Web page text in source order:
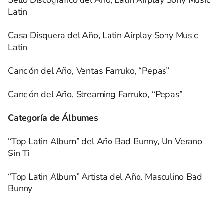
Latin
Casa Disquera del Año, Latin Airplay Sony Music
Latin
Canción del Año, Ventas Farruko, “Pepas”
Canción del Año, Streaming Farruko, “Pepas”
Categoría de Álbumes
“Top Latin Album” del Año Bad Bunny, Un Verano
Sin Ti
“Top Latin Album” Artista del Año, Masculino Bad
Bunny